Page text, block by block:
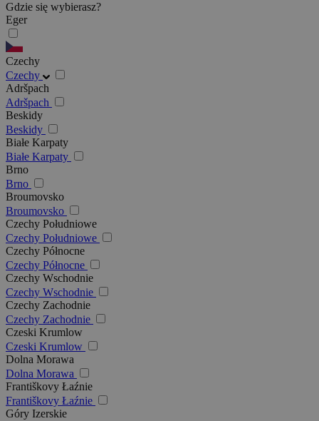
Gdzie się wybierasz?
Eger
Czechy
Czechy
Adršpach
Adršpach
Beskidy
Beskidy
Białe Karpaty
Białe Karpaty
Brno
Brno
Broumovsko
Broumovsko
Czechy Południowe
Czechy Południowe
Czechy Północne
Czechy Północne
Czechy Wschodnie
Czechy Wschodnie
Czechy Zachodnie
Czechy Zachodnie
Czeski Krumlow
Czeski Krumlow
Dolna Morawa
Dolna Morawa
Františkovy Łaźnie
Františkovy Łaźnie
Góry Izerskie